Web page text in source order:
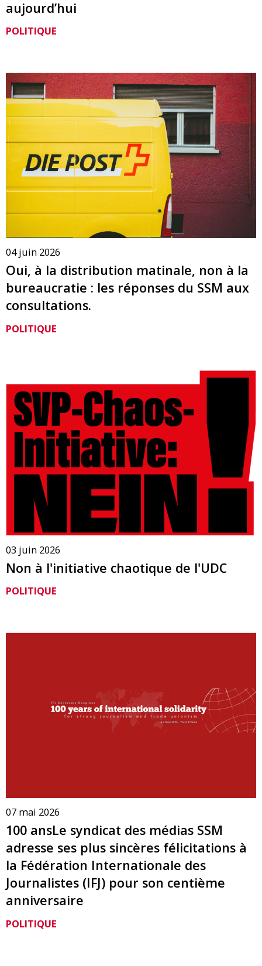
aujourd’hui
POLITIQUE
04 juin 2026
Oui, à la distribution matinale, non à la
bureaucratie : les réponses du SSM aux
consultations.
POLITIQUE
03 juin 2026
Non à l'initiative chaotique de l'UDC
POLITIQUE
07 mai 2026
100 ansLe syndicat des médias SSM
adresse ses plus sincères félicitations à
la Fédération Internationale des
Journalistes (IFJ) pour son centième
anniversaire
POLITIQUE